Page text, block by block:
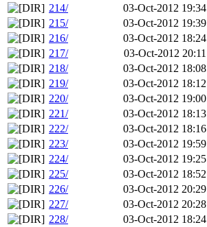
214/
03-Oct-2012 19:34
215/
03-Oct-2012 19:39
216/
03-Oct-2012 18:24
217/
03-Oct-2012 20:11
218/
03-Oct-2012 18:08
219/
03-Oct-2012 18:12
220/
03-Oct-2012 19:00
221/
03-Oct-2012 18:13
222/
03-Oct-2012 18:16
223/
03-Oct-2012 19:59
224/
03-Oct-2012 19:25
225/
03-Oct-2012 18:52
226/
03-Oct-2012 20:29
227/
03-Oct-2012 20:28
228/
03-Oct-2012 18:24